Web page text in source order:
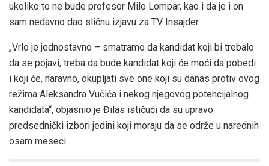
ukoliko to ne bude profesor Milo Lompar, kao i da je i on
sam nedavno dao sličnu izjavu za TV Insajder.
„Vrlo je jednostavno – smatramo da kandidat koji bi trebalo
da se pojavi, treba da bude kandidat koji će moći da pobedi
i koji će, naravno, okupljati sve one koji su danas protiv ovog
režima Aleksandra Vučića i nekog njegovog potencijalnog
kandidata“, objasnio je Đilas ističući da su upravo
predsednički izbori jedini koji moraju da se održe u narednih
osam meseci.